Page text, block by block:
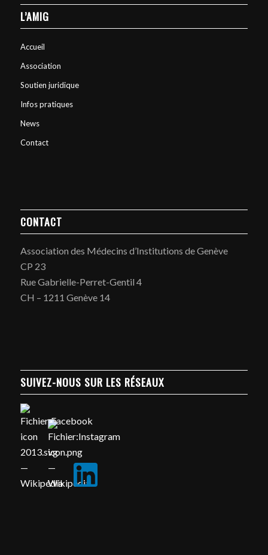
L’AMIG
Accueil
Association
Soutien juridique
Infos pratiques
News
Contact
CONTACT
Association des Médecins d’Institutions de Genève
CP 23
Rue Gabrielle-Perret-Gentil 4
CH – 1211 Genève 14
SUIVEZ-NOUS SUR LES RÉSEAUX